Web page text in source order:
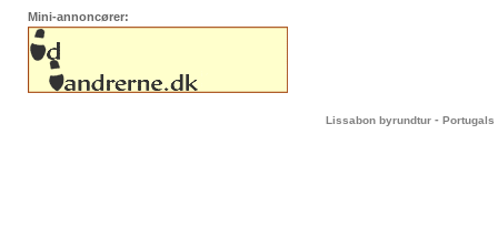
Mini-annoncører:
Lissabon byrundtur - Portugals